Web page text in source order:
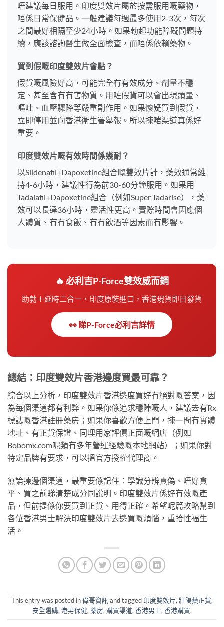
唔建議每日服用。印度雙效片屬於按需服用嘅藥物，
唔係日常保健品。一般建議每週最多使用2-3次，每次
之間最好相隔至少24小時。如果勃起功能障礙問題持
續，應該諮詢醫生做全面檢查，而唔係依賴藥物。
買到假嘅印度雙效片會點？
假貨嘅風險好高，可能完全冇有效成分、劑量不穩
定、甚至含有有害物質。用咗假貨可以會出現頭暈、
嘔吐、血壓驟降等嚴重副作用。如果懷疑買到假貨，
立即停用並向香港衛生署舉報。所以揀啱渠道真係好
重要。
印度雙效片嘅有效時間係幾耐？
以Sildenafil+Dapoxetine組合嘅雙效片計，藥效通常維
持4-6小時，建議性行為前30-60分鐘服用。如果用
Tadalafil+Dapoxetine組合（例如Super Tadarise），藥
效可以長達36小時，靈活性更高。實際時間會因應個
人體質、有冇食飯、有冇飲酒等因素而有影響。
🔥 必利吉P-Force雙效威而鋼
助勃＋延時二合一，印度原裝進口，香港現貨即日發貨
👀 睇P-Force必利吉詳情
總結：印度雙效片香港邊度買最可靠？
綜合以上分析，印度雙效片香港邊度買好冇絕對嘅答案，因
為每個渠道都有利弊。如果你係追求穩陣嘅人，建議去有Rx
標誌嘅香港註冊藥房；如果你喜歡方便上門，揀一間有實體
地址、有正貨保證、同埋用家評價正面嘅網店（例如
Bobomx.com呢類有多年營運經驗嘅本地網站）；如果你對
特定品牌有要求，可以搵官方授權代理商。
無論揀邊個渠道，最重要係記住：學識分辨真偽、唔好貪
平、買之前睇清楚成分同說明。印度雙效片係好有效嘅產
品，但前提係你要買到正貨、用得正確。希望呢篇攻略幫到
各位香港男士解決印度雙效片去邊買嘅煩惱，重拾性福生
活。
This entry was posted in偉哥資訊 and tagged 印度雙效片, 壯陽藥正貨,
安全選購, 港男保健, 藥房, 購買渠道, 香港男士, 香港購買.